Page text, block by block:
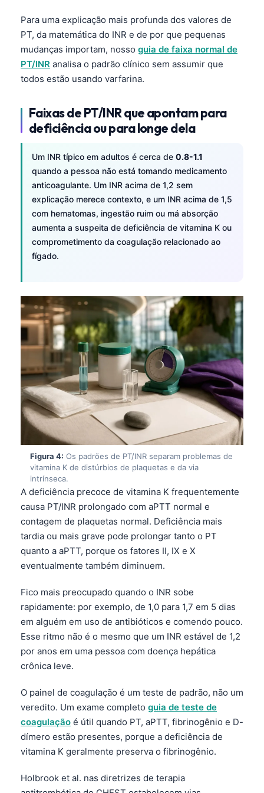
PT, da matemática do INR e de por que pequenas
mudanças importam, nossoguia de faixa normal de
PT/INRanalisa o padrão clínico sem assumir que
todos estão usando varfarina.
deficiência ou para longe dela
quando a pessoa não está tomando medicamento
anticoagulante. Um INR acima de 1,2 sem
explicação merece contexto, e um INR acima de 1,5
com hematomas, ingestão ruim ou má absorção
aumenta a suspeita de deficiência de vitamina K ou
comprometimento da coagulação relacionado ao
fígado.
Figura 4:Os padrões de PT/INR separam problemas de
intrínseca.
A deficiência precoce de vitamina K frequentemente
causa PT/INR prolongado com aPTT normal e
contagem de plaquetas normal. Deficiência mais
tardia ou mais grave pode prolongar tanto o PT
quanto a aPTT, porque os fatores II, IX e X
eventualmente também diminuem.
rapidamente: por exemplo, de 1,0 para 1,7 em 5 dias
em alguém em uso de antibióticos e comendo pouco.
Esse ritmo não é o mesmo que um INR estável de 1,2
por anos em uma pessoa com doença hepática
crônica leve.
veredito. Um exame completoguia de teste de
coagulaçãoé útil quando PT, aPTT, fibrinogênio e D-
dímero estão presentes, porque a deficiência de
vitamina K geralmente preserva o fibrinogênio.
antitrombótica do CHEST estabelecem vias